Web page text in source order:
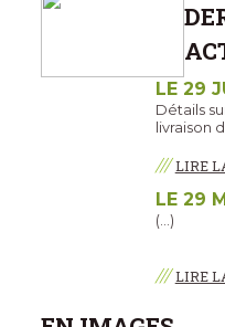
LE 29
Détails
livraison
/// LIRE
LE 29
(…)
/// LIRE